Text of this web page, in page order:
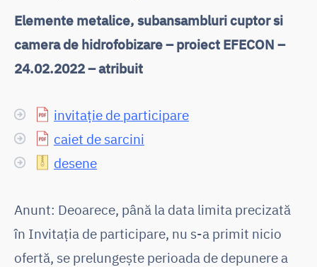
Elemente metalice, subansambluri cuptor si
camera de hidrofobizare – proiect EFECON –
24.02.2022 – atribuit
invitație de participare
caiet de sarcini
desene
Anunt: Deoarece, până la data limita precizată
în Invitația de participare, nu s-a primit nicio
ofertă, se prelungește perioada de depunere a